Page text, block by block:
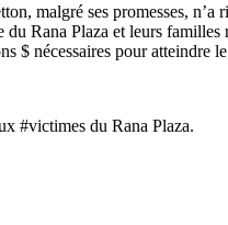
malgré ses promesses, n’a
Rana Plaza et leurs familles
$ nécessaires pour atteindre
#victimes du Rana Plaza.